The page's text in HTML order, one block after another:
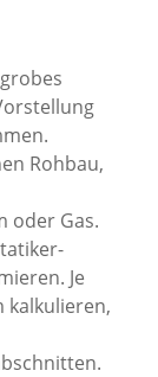
Rohbau,
oder Gas.
Je
kalkulieren,